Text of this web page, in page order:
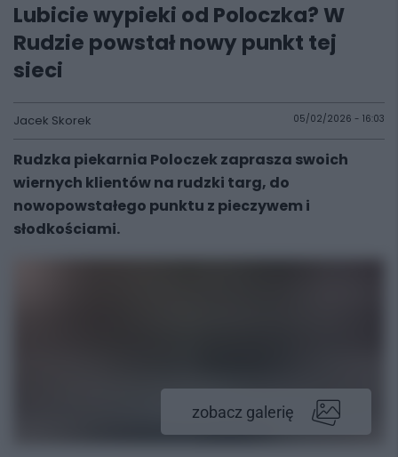
Lubicie wypieki od Poloczka? W
Rudzie powstał nowy punkt tej
sieci
Jacek Skorek 05/02/2026 - 16:03
Rudzka piekarnia Poloczek zaprasza swoich
wiernych klientów na rudzki targ, do
nowopowstałego punktu z pieczywem i
słodkościami.
zobacz galerię